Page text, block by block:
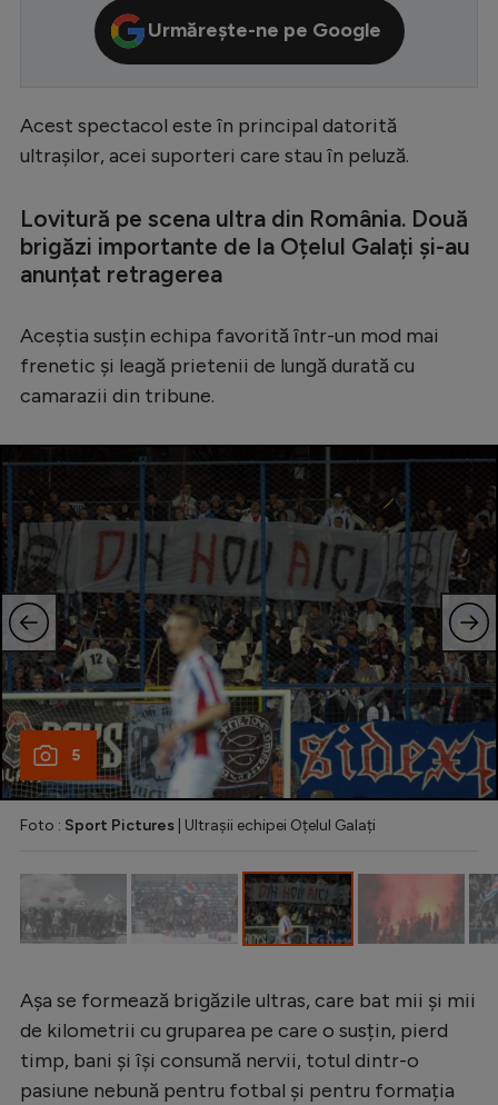
CM 2026
Premier League
Serie A
Ligue 1
Campionate
EURO 2024
Stranieri
Clasamente
Tenis
Handbal
Natație
Formula 1
Gimnastică
Auto
Rugby
Alte sporturi
JO 2024
Urmărește-ne pe Google
Acest spectacol este în principal datorită
ultrașilor, acei suporteri care stau în peluză.
Lovitură pe scena ultra din România. Două
brigăzi importante de la Oțelul Galați și-au
anunțat retragerea
Aceștia susțin echipa favorită într-un mod mai
frenetic și leagă prietenii de lungă durată cu
camarazii din tribune.
5
Foto : Sport Pictures | Ultrașii echipei Oțelul Galați
Așa se formează brigăzile ultras, care bat mii și mii
de kilometrii cu gruparea pe care o susțin, pierd
timp, bani și își consumă nervii, totul dintr-o
pasiune nebună pentru fotbal și pentru formația